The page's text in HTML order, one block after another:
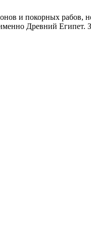
и покорных рабов,
Древний Египет.